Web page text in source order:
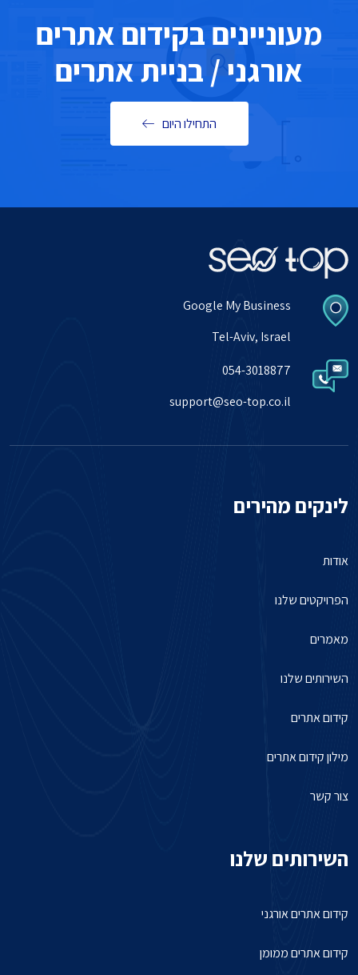
מעוניינים בקידום אתרים
אורגני / בניית אתרים
התחילו היום
Google My Business
Tel-Aviv, Israel
054-3018877
support@seo-top.co.il
לינקים מהירים
אודות
הפרויקטים שלנו
מאמרים
השירותים שלנו
קידום אתרים
מילון קידום אתרים
צור קשר
השירותים שלנו
קידום אתרים אורגני
קידום אתרים ממומן